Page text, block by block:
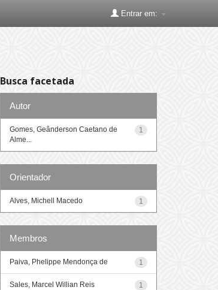
Entrar em:
Busca facetada
Autor
1
Gomes, Geânderson Caetano de
Alme...
Orientador
1
Alves, Michell Macedo
Membros
1
Paiva, Phelippe Mendonça de
1
Sales, Marcel Willian Reis